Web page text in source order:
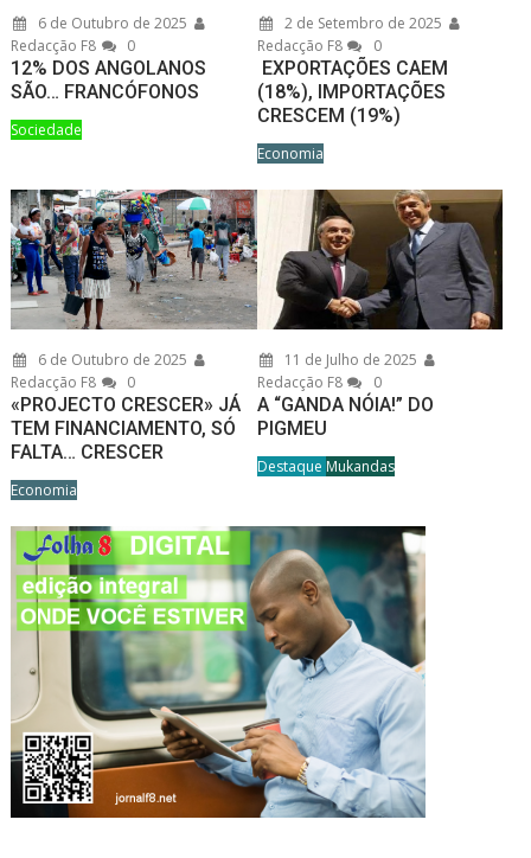
6 de Outubro de 2025
Redacção F8
0
12% DOS ANGOLANOS
SÃO… FRANCÓFONOS
Sociedade
2 de Setembro de 2025
Redacção F8
0
EXPORTAÇÕES CAEM
(18%), IMPORTAÇÕES
CRESCEM (19%)
Economia
6 de Outubro de 2025
Redacção F8
0
«PROJECTO CRESCER» JÁ
TEM FINANCIAMENTO, SÓ
FALTA… CRESCER
Economia
11 de Julho de 2025
Redacção F8
0
A “GANDA NÓIA!” DO
PIGMEU
Destaque Mukandas